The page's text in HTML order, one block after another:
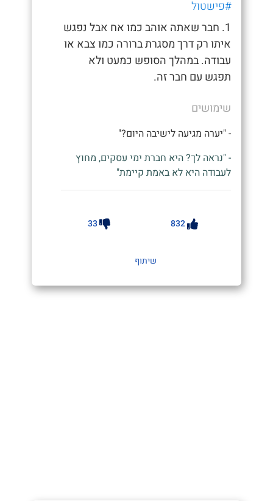
#פישטול
1. חבר שאתה אוהב כמו אח אבל נפגש
איתו רק דרך מסגרת ברורה כמו צבא או
עבודה. במהלך הסופש כמעט ולא
תפגש עם חבר זה.
שימושים
- "יערה מגיעה לישיבה היום?"
- "נראה לך? היא חברת ימי עסקים, מחוץ
לעבודה היא לא באמת קיימת"
832
33
שיתוף